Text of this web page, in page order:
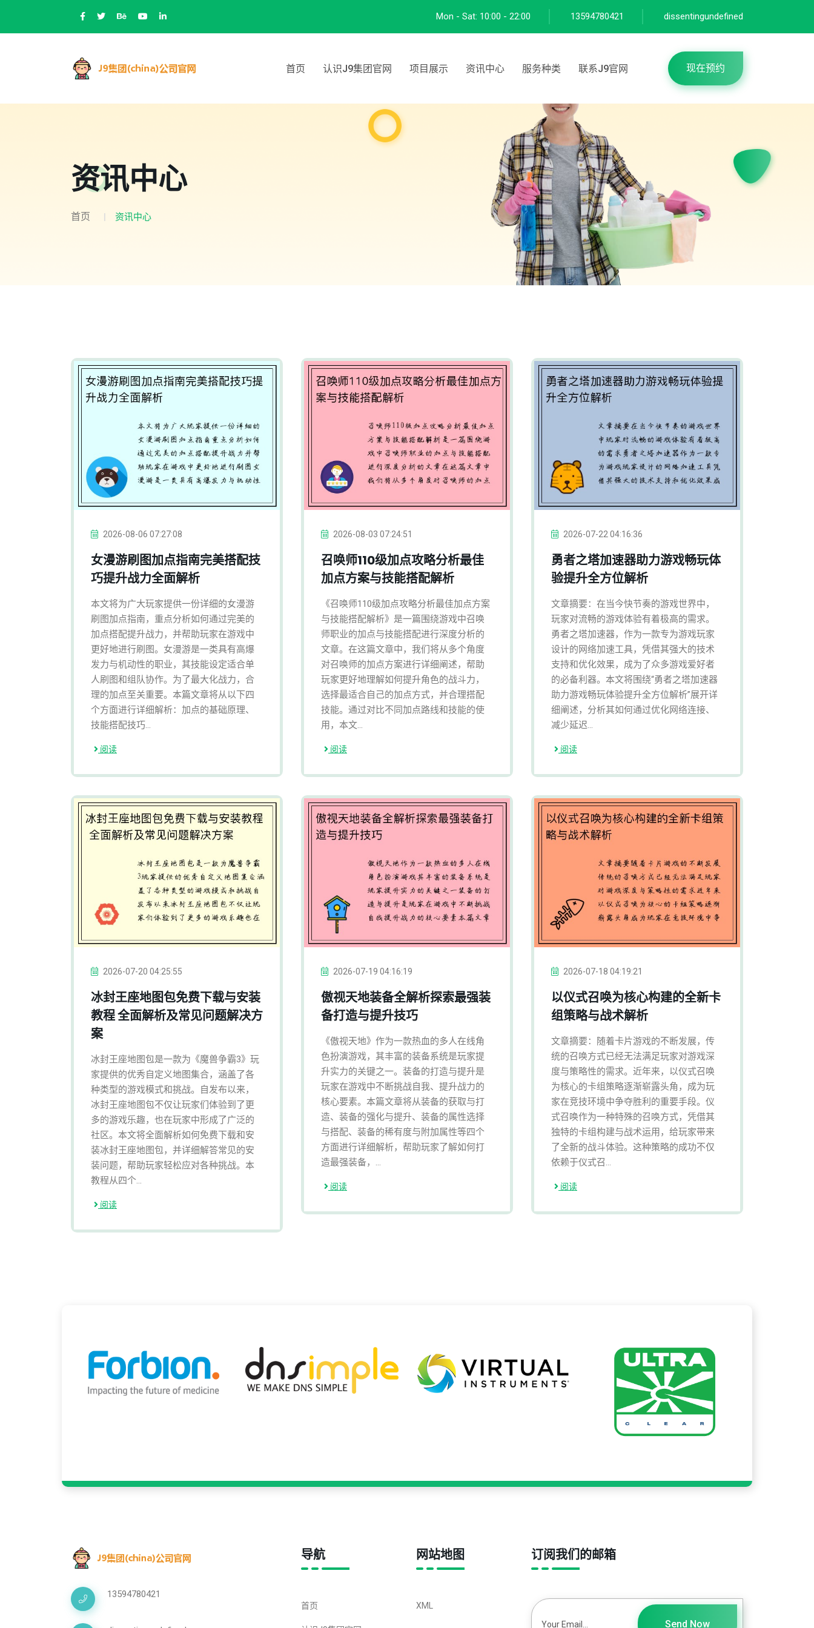
Mon - Sat: 10:00 - 22:00 13594780421 dissentingundefined
首页 认识J9集团官网 项目展示 资讯中心 服务种类 联系J9官网 现在预约
资讯中心
首页 资讯中心
2026-08-06 07:27:08
女漫游刷图加点指南完美搭配技
巧提升战力全面解析
本文将为广大玩家提供一份详细的女漫游
刷图加点指南，重点分析如何通过完美的
加点搭配提升战力，并帮助玩家在游戏中
更好地进行刷图。女漫游是一类具有高爆
发力与机动性的职业，其技能设定适合单
人刷图和组队协作。为了最大化战力，合
理的加点至关重要。本篇文章将从以下四
个方面进行详细解析：加点的基础原理、
技能搭配技巧...
阅读
2026-08-03 07:24:51
召唤师110级加点攻略分析最佳
加点方案与技能搭配解析
《召唤师110级加点攻略分析最佳加点方案
与技能搭配解析》是一篇围绕游戏中召唤
师职业的加点与技能搭配进行深度分析的
文章。在这篇文章中，我们将从多个角度
对召唤师的加点方案进行详细阐述，帮助
玩家更好地理解如何提升角色的战斗力，
选择最适合自己的加点方式，并合理搭配
技能。通过对比不同加点路线和技能的使
用，本文...
阅读
2026-07-22 04:16:36
勇者之塔加速器助力游戏畅玩体
验提升全方位解析
文章摘要：在当今快节奏的游戏世界中，
玩家对流畅的游戏体验有着极高的需求。
勇者之塔加速器，作为一款专为游戏玩家
设计的网络加速工具，凭借其强大的技术
支持和优化效果，成为了众多游戏爱好者
的必备利器。本文将围绕“勇者之塔加速器
助力游戏畅玩体验提升全方位解析”展开详
细阐述，分析其如何通过优化网络连接、
减少延迟...
阅读
2026-07-20 04:25:55
冰封王座地图包免费下载与安装
教程 全面解析及常见问题解决方
案
冰封王座地图包是一款为《魔兽争霸3》玩
家提供的优秀自定义地图集合，涵盖了各
种类型的游戏模式和挑战。自发布以来，
冰封王座地图包不仅让玩家们体验到了更
多的游戏乐趣，也在玩家中形成了广泛的
社区。本文将全面解析如何免费下载和安
装冰封王座地图包，并详细解答常见的安
装问题，帮助玩家轻松应对各种挑战。本
教程从四个...
阅读
2026-07-19 04:16:19
傲视天地装备全解析探索最强装
备打造与提升技巧
《傲视天地》作为一款热血的多人在线角
色扮演游戏，其丰富的装备系统是玩家提
升实力的关键之一。装备的打造与提升是
玩家在游戏中不断挑战自我、提升战力的
核心要素。本篇文章将从装备的获取与打
造、装备的强化与提升、装备的属性选择
与搭配、装备的稀有度与附加属性等四个
方面进行详细解析，帮助玩家了解如何打
造最强装备，...
阅读
2026-07-18 04:19:21
以仪式召唤为核心构建的全新卡
组策略与战术解析
文章摘要：随着卡片游戏的不断发展，传
统的召唤方式已经无法满足玩家对游戏深
度与策略性的需求。近年来，以仪式召唤
为核心的卡组策略逐渐崭露头角，成为玩
家在竞技环境中争夺胜利的重要手段。仪
式召唤作为一种特殊的召唤方式，凭借其
独特的卡组构建与战术运用，给玩家带来
了全新的战斗体验。这种策略的成功不仅
依赖于仪式召...
阅读
13594780421
导航
首页
网站地图
XML
订阅我们的邮箱
Send Now